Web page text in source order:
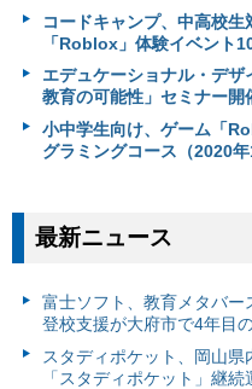
コードキャンプ、中高校
「Roblox」体験イベント
エデュケーショナル・デ
教育の可能性」セミナー開
小中学生向け、ゲーム「
グラミングコース（2020年
最新ニュース
富⼠ソフト、教育メタバ
登校支援が大府市で4年目
スタディポケット、岡山
「スタディポケット」継続